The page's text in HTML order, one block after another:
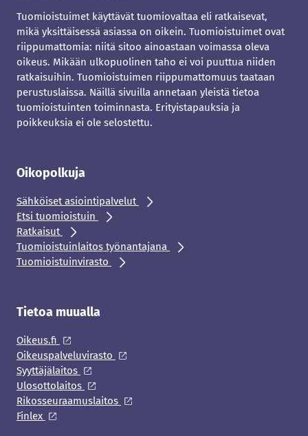
Tuomioistuimet käyttävät tuomiovaltaa eli ratkaisevat,
mikä yksittäisessä asiassa on oikein. Tuomioistuimet ovat
riippumattomia: niitä sitoo ainoastaan voimassa oleva
oikeus. Mikään ulkopuolinen taho ei voi puuttua niiden
ratkaisuihin. Tuomioistuimen riippumattomuus taataan
perustuslaissa. Näillä sivuilla annetaan yleistä tietoa
tuomioistuinten toiminnasta. Erityistapauksia ja
poikkeuksia ei ole selostettu.
Oikopolkuja
Sähköiset asiointipalvelut
Etsi tuomioistuin
Ratkaisut
Tuomioistuinlaitos työnantajana
Tuomioistuinvirasto
Tietoa muualla
Oikeus.fi
Oikeuspalveluvirasto
Syyttäjälaitos
Ulosottolaitos
Rikosseuraamuslaitos
Finlex